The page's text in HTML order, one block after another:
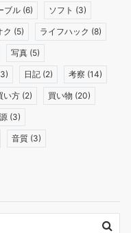
ブル (6) ソフト (3)
ク (5) ライフハック (8)
写真 (5)
日記 (2) 考察 (14)
い方 (2) 買い物 (20)
(3)
音質 (3)